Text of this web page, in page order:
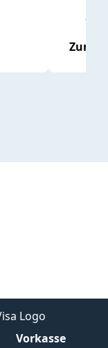
Zum
Vorkasse